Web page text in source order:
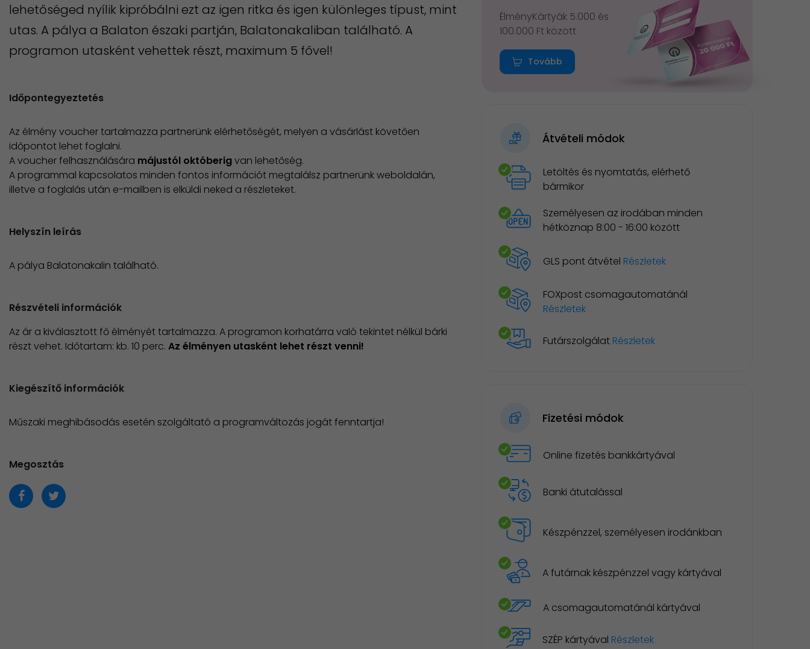
lehetőséged nyílik kipróbálni ezt az igen ritka és igen különleges típust, mint
utas. A pálya a Balaton északi partján, Balatonakaliban található. A
programon utasként vehettek részt, maximum 5 fővel!
Időpontegyeztetés
Az élmény voucher tartalmazza partnerünk elérhetőségét, melyen a vásárlást követően
időpontot lehet foglalni.
A voucher felhasználására májustól októberigvan lehetőség.
A programmal kapcsolatos minden fontos információt megtalálsz partnerünk weboldalán,
illetve a foglalás után e-mailben is elküldi neked a részleteket.
Helyszín leírás
A pálya Balatonakalin található.
Részvételi információk
Az ár a kiválasztott fő élményét tartalmazza. A programon korhatárra való tekintet nélkül bárki
részt vehet. Időtartam: kb. 10 perc. Az élményen utasként lehet részt venni!
Kiegészítő információk
Műszaki meghibásodás esetén szolgáltató a programváltozás jogát fenntartja!
Megosztás
ÉlményKártyák 5.000 és
100.000 Ft között
Tovább
Átvételi módok
Letöltés és nyomtatás, elérhető
bármikor
Személyesen az irodában minden
hétköznap 8:00 - 16:00 között
GLS pont átvétel Részletek
FOXpost csomagautomatánál
Részletek
Futárszolgálat Részletek
Fizetési módok
Online fizetés bankkártyával
Banki átutalással
Készpénzzel, személyesen irodánkban
A futárnak készpénzzel vagy kártyával
A csomagautomatánál kártyával
SZÉP kártyával Részletek